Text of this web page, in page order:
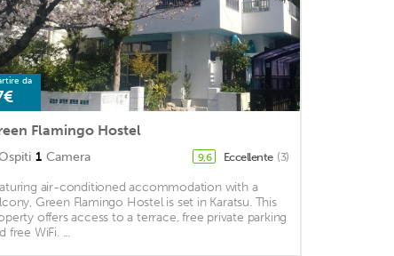
da
Flamingo Hostel
1 Camera 9,6 Eccellente (3)
air-conditioned accommodation with a
Green Flamingo Hostel is set in Karatsu. This
offers access to a terrace, free private parking
free WiFi. ...